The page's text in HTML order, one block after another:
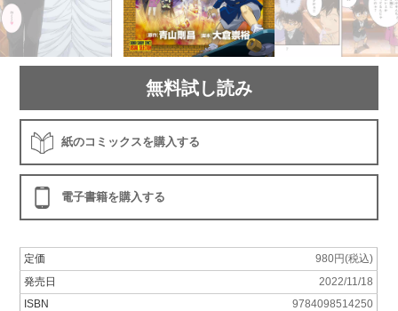
無料試し読み
紙のコミックスを購入する
電子書籍を購入する
定価
980円(税込)
発売日
2022/11/18
ISBN
9784098514250